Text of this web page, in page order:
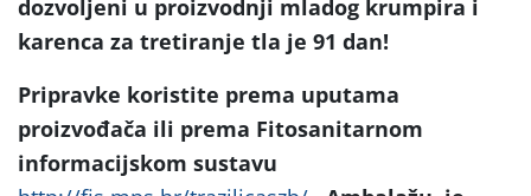
dozvoljeni u proizvodnji mladog krumpira i
karenca za tretiranje tla je 91 dan!
Pripravke koristite prema uputama
proizvođača ili prema Fitosanitarnom
informacijskom sustavu